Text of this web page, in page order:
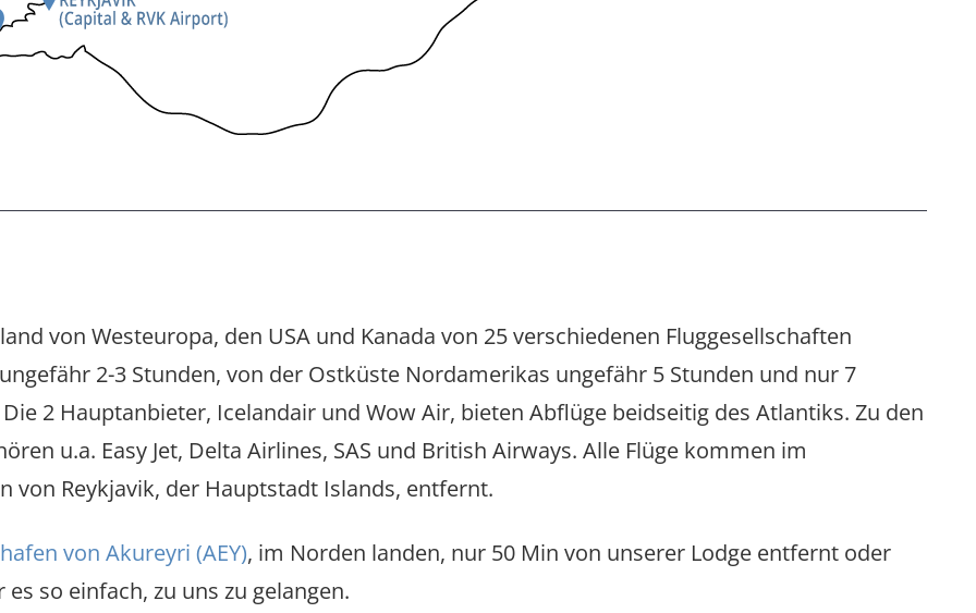
von Westeuropa, den USA und Kanada von 25 verschiedenen Fluggesellschaften
2-3 Stunden, von der Ostküste Nordamerikas ungefähr 5 Stunden und nur 7
2 Hauptanbieter, Icelandair und Wow Air, bieten Abflüge beidseitig des Atlantiks. Zu den
u.a. Easy Jet, Delta Airlines, SAS und British Airways. Alle Flüge kommen im
von Reykjavik, der Hauptstadt Islands, entfernt.
von Akureyri (AEY), im Norden landen, nur 50 Min von unserer Lodge entfernt oder
so einfach, zu uns zu gelangen.